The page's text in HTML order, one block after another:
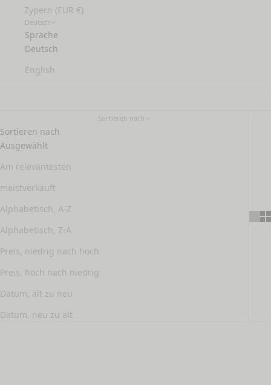
Zypern (EUR €)
Deutsch
Sprache
Deutsch
English
Sortieren nach
Sortieren nach
Ausgewählt
Am relevantesten
meistverkauft
Alphabetisch, A-Z
Alphabetisch, Z-A
Preis, niedrig nach hoch
Preis, hoch nach niedrig
Datum, alt zu neu
Datum, neu zu alt